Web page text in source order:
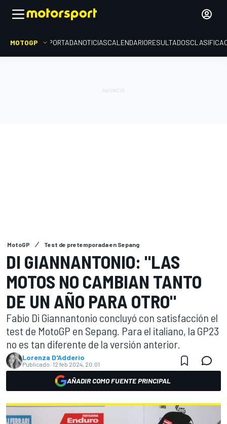
MOTOGP PORTADANOTICIASCALENDARIORESULTADOS
MotoGP Test de pretemporada en Sepang
DI GIANNANTONIO: "LAS
MOTOS NO CAMBIAN TANTO
DE UN AÑO PARA OTRO"
Fabio Di Giannantonio concluyó con satisfacción el
test de MotoGP en Sepang. Para el italiano, la GP23
no es tan diferente de la versión anterior.
Lorenza D'Adderio
Publicado: 12 feb 2024, 20:01
AÑADIR COMO FUENTE PRINCIPAL